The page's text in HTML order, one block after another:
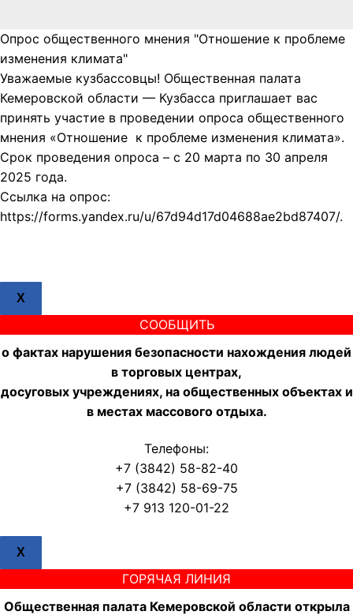
Опрос общественного мнения "Отношение к проблеме
изменения климата"
Уважаемые кузбассовцы! Общественная палата
Кемеровской области — Кузбасса приглашает вас
принять участие в проведении опроса общественного
мнения «Отношение к проблеме изменения климата».
Срок проведения опроса – с 20 марта по 30 апреля
2025 года.
Ссылка на опрос:
https://forms.yandex.ru/u/67d94d17d04688ae2bd87407/.
X
СООБЩИТЬ
о фактах нарушения безопасности нахождения людей
в торговых центрах,
досуговых учреждениях, на общественных объектах и
в местах массового отдыха.
Телефоны:
+7 (3842) 58-82-40
+7 (3842) 58-69-75
+7 913 120-01-22
X
ГОРЯЧАЯ ЛИНИЯ
Общественная палата Кемеровской области открыла